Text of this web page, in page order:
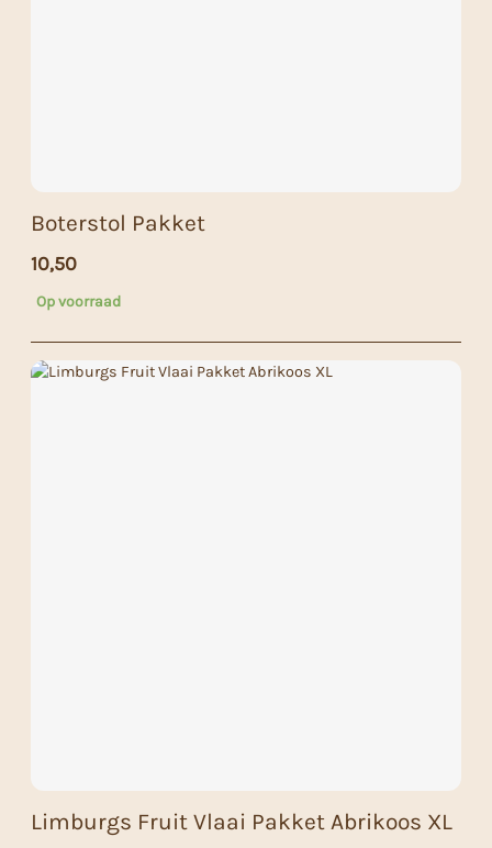
Boterstol Pakket
10,50
Op voorraad
Limburgs Fruit Vlaai Pakket Abrikoos XL